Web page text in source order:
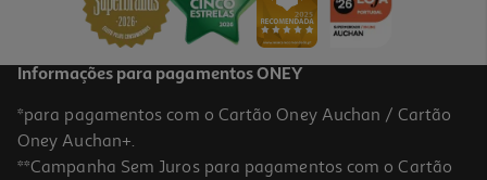
Informações para pagamentos ONEY
*para pagamentos com o Cartão Oney Auchan / Cartão
Oney Auchan+.
**Campanha Sem Juros para pagamentos com o Cartão